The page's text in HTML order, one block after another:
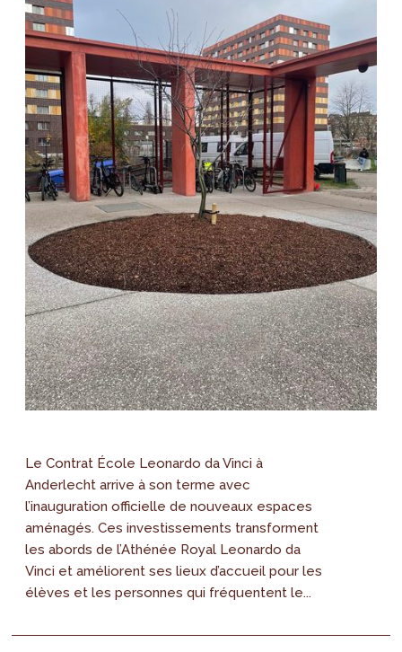
Le Contrat École Leonardo da Vinci à
Anderlecht arrive à son terme avec
l’inauguration officielle de nouveaux espaces
aménagés. Ces investissements transforment
les abords de l’Athénée Royal Leonardo da
Vinci et améliorent ses lieux d’accueil pour les
élèves et les personnes qui fréquentent le...